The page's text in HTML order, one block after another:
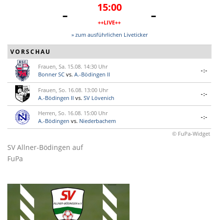
- 15:00
++LIVE++ -
» zum ausführlichen Liveticker
VORSCHAU
Frauen, Sa. 15.08. 14:30 Uhr
Bonner SC vs. A.-Bödingen II
-:-
Frauen, So. 16.08. 13:00 Uhr
A.-Bödingen II vs. SV Lövenich
-:-
Herren, So. 16.08. 15:00 Uhr
A.-Bödingen vs. Niederbachem
-:-
© FuPa-Widget
SV Allner-Bödingen auf
FuPa